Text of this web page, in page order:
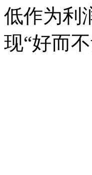
低作为利
现“好而